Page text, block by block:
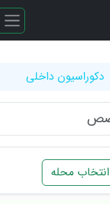
دکوراسیون داخلی
انتخاب محله